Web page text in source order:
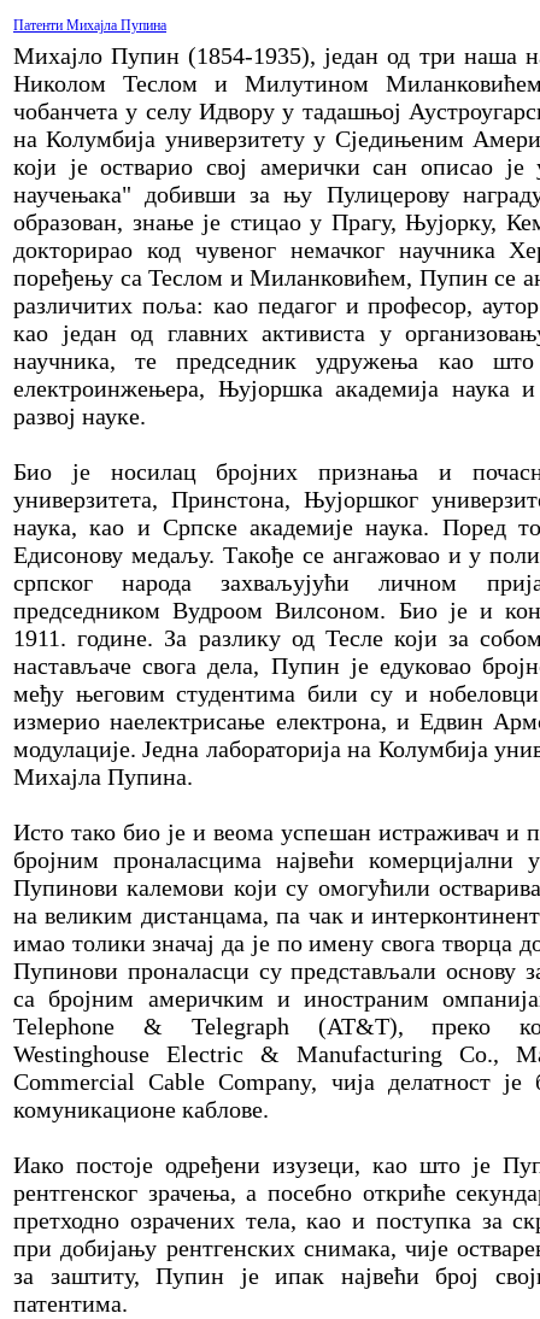
Патенти Михајла Пупина
Михајло Пупин (1854-1935), један од три наша
Николом Теслом и Милутином
чобанчета у селу Идвору у тадашњој
на Колумбија универзитету у Сједињеним
који је остварио свој амерички сан описао
научењака" добивши за њу Пулицерову
образован, знање је стицао у Прагу, Њујорку,
докторирао код чувеног немачког научника
поређењу са Теслом и Миланковићем, Пупин се
различитих поља: као педагог и професор,
као један од главних активиста у
научника, те председник удружења као
електроинжењера, Њујоршка академија наука
развој науке.
Био је носилац бројних признања и
универзитета, Принстона, Њујоршког
наука, као и Српске академије наука. Поред
Едисонову медаљу. Такође се ангажовао и у
српског народа захваљујући личном
председником Вудроом Вилсоном. Био је и
1911. године. За разлику од Тесле који за
настављаче свога дела, Пупин је едуковао
међу његовим студентима били су и
измерио наелектрисање електрона, и Едвин
модулације. Једна лабораторија на Колумбија
Михајла Пупина.
Исто тако био је и веома успешан истраживач и
бројним проналасцима највећи комерцијални
Пупинови калемови који су омогућили
на великим дистанцама, па чак и
имао толики значај да је по имену свога творца
Пупинови проналасци су представљали основу
са бројним америчким и иностраним
Telephone & Telegraph (AT&T), преко
Westinghouse Electric & Manufacturing Co.,
Commercial Cable Company, чија делатност је
комуникационе каблове.
Иако постоје одређени изузеци, као што је
рентгенског зрачења, а посебно откриће
претходно озрачених тела, као и поступка за
при добијању рентгенских снимака, чије
за заштиту, Пупин је ипак највећи број
патентима.